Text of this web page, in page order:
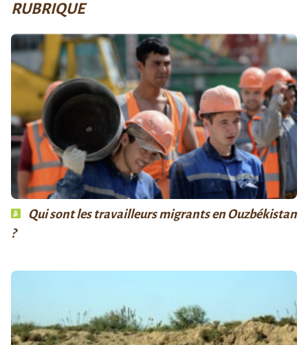
RUBRIQUE
Qui sont les travailleurs migrants en Ouzbékistan
?